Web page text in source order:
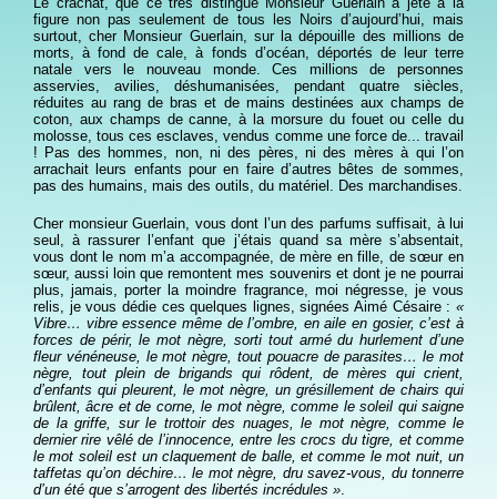
figure non pas seulement de tous les Noirs d’aujourd’hui, mais
surtout, cher Monsieur Guerlain, sur la dépouille des millions de
morts, à fond de cale, à fonds d’océan, déportés de leur terre
natale vers le nouveau monde. Ces millions de personnes
asservies, avilies, déshumanisées, pendant quatre siècles,
réduites au rang de bras et de mains destinées aux champs de
coton, aux champs de canne, à la morsure du fouet ou celle du
molosse, tous ces esclaves, vendus comme une force de... travail
! Pas des hommes, non, ni des pères, ni des mères à qui l’on
arrachait leurs enfants pour en faire d’autres bêtes de sommes,
pas des humains, mais des outils, du matériel. Des marchandises.
Cher monsieur Guerlain, vous dont l’un des parfums suffisait, à lui
seul, à rassurer l’enfant que j’étais quand sa mère s’absentait,
vous dont le nom m’a accompagnée, de mère en fille, de sœur en
sœur, aussi loin que remontent mes souvenirs et dont je ne pourrai
plus, jamais, porter la moindre fragrance, moi négresse, je vous
relis, je vous dédie ces quelques lignes, signées Aimé Césaire : «
Vibre… vibre essence même de l’ombre, en aile en gosier, c’est à
forces de périr, le mot nègre, sorti tout armé du hurlement d’une
fleur vénéneuse, le mot nègre, tout pouacre de parasites… le mot
nègre, tout plein de brigands qui rôdent, de mères qui crient,
d’enfants qui pleurent, le mot nègre, un grésillement de chairs qui
brûlent, âcre et de corne, le mot nègre, comme le soleil qui saigne
de la griffe, sur le trottoir des nuages, le mot nègre, comme le
dernier rire vêlé de l’innocence, entre les crocs du tigre, et comme
le mot soleil est un claquement de balle, et comme le mot nuit, un
taffetas qu’on déchire… le mot nègre, dru savez-vous, du tonnerre
d’un été que s’arrogent des libertés incrédules »